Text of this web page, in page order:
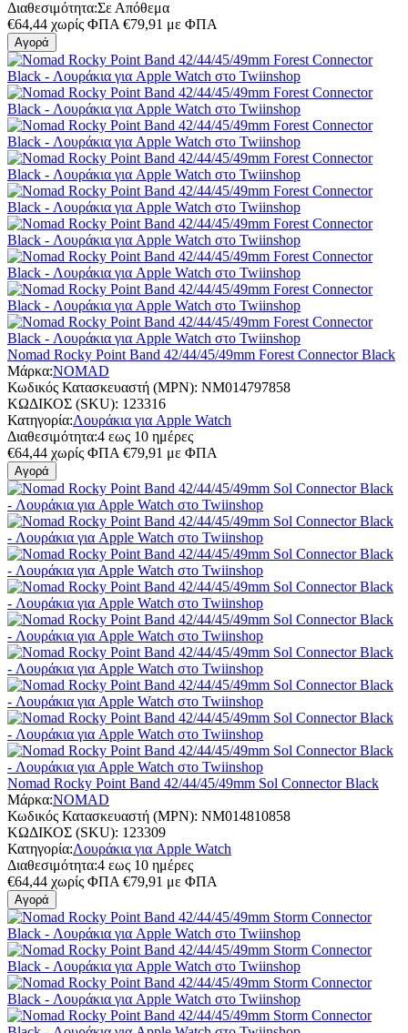
Διαθεσιμότητα:Σε Απόθεμα
€64,44 χωρίς ΦΠΑ €79,91 με ΦΠΑ
Αγορά
Nomad Rocky Point Band 42/44/45/49mm Forest Connector Black
Μάρκα:NOMAD
Κωδικός Κατασκευαστή (MPN): NM014797858
ΚΩΔΙΚΟΣ (SKU): 123316
Κατηγορία:Λουράκια για Apple Watch
Διαθεσιμότητα:4 εως 10 ημέρες
€64,44 χωρίς ΦΠΑ €79,91 με ΦΠΑ
Αγορά
Nomad Rocky Point Band 42/44/45/49mm Sol Connector Black
Μάρκα:NOMAD
Κωδικός Κατασκευαστή (MPN): NM014810858
ΚΩΔΙΚΟΣ (SKU): 123309
Κατηγορία:Λουράκια για Apple Watch
Διαθεσιμότητα:4 εως 10 ημέρες
€64,44 χωρίς ΦΠΑ €79,91 με ΦΠΑ
Αγορά